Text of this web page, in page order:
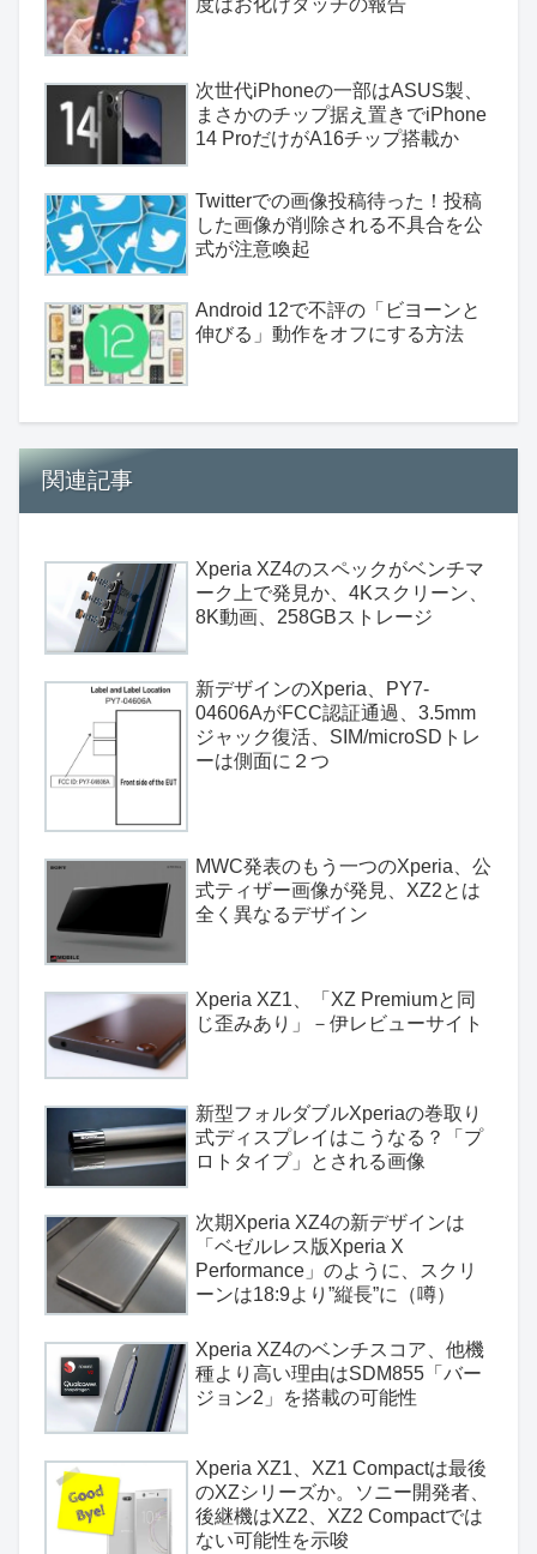
度はお化けタッチの報告
次世代iPhoneの一部はASUS製、
まさかのチップ据え置きでiPhone
14 ProだけがA16チップ搭載か
Twitterでの画像投稿待った！投稿
した画像が削除される不具合を公
式が注意喚起
Android 12で不評の「ビヨーンと
伸びる」動作をオフにする方法
関連記事
Xperia XZ4のスペックがベンチマ
ーク上で発見か、4Kスクリーン、
8K動画、258GBストレージ
新デザインのXperia、PY7-
04606AがFCC認証通過、3.5mm
ジャック復活、SIM/microSDトレ
ーは側面に２つ
MWC発表のもう一つのXperia、公
式ティザー画像が発見、XZ2とは
全く異なるデザイン
Xperia XZ1、「XZ Premiumと同
じ歪みあり」－伊レビューサイト
新型フォルダブルXperiaの巻取り
式ディスプレイはこうなる？「プ
ロトタイプ」とされる画像
次期Xperia XZ4の新デザインは
「ベゼルレス版Xperia X
Performance」のように、スクリ
ーンは18:9より”縦長”に（噂）
Xperia XZ4のベンチスコア、他機
種より高い理由はSDM855「バー
ジョン2」を搭載の可能性
Xperia XZ1、XZ1 Compactは最後
のXZシリーズか。ソニー開発者、
後継機はXZ2、XZ2 Compactでは
ない可能性を示唆